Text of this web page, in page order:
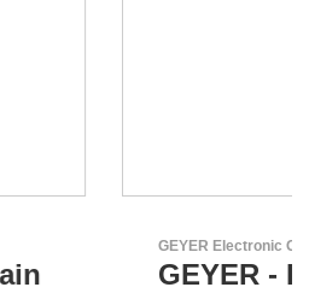
zuverlässiger